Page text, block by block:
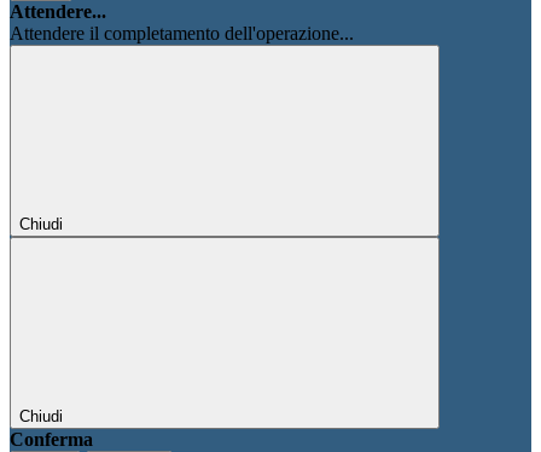
Attendere...
Attendere il completamento dell'operazione...
Chiudi
Chiudi
Conferma